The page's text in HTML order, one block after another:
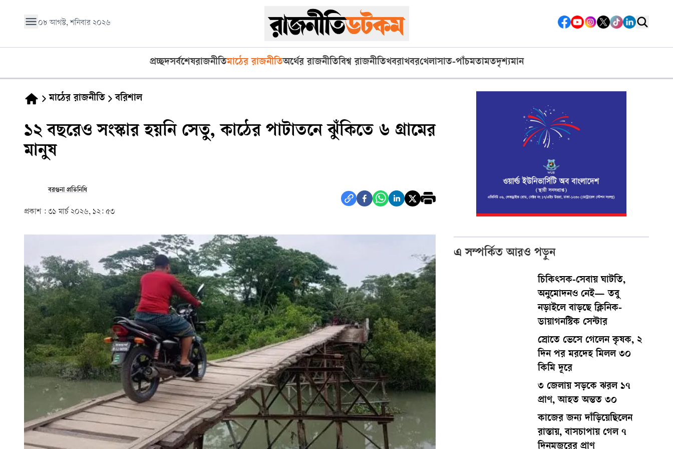
০৮ আগস্ট, শনিবার ২০২৬
প্রচ্ছদসর্বশেষরাজনীতিমাঠের রাজনীতিঅর্থের রাজনীতিবিশ্ব রাজনীতিখবরাখবরখেলাসাত-পাঁচমতামতদৃশ্যমান
মাঠের রাজনীতি বরিশাল
১২ বছরেও সংস্কার হয়নি সেতু, কাঠের পাটাতনে ঝুঁকিতে ৬ গ্রামের
মানুষ
বরগুনা প্রতিনিধি
প্রকাশ : ৩১ মার্চ ২০২৬, ১২: ৫৩
এ সম্পর্কিত আরও পড়ুন
চিকিৎসক-সেবায় ঘাটতি,
অনুমোদনও নেই— তবু
নড়াইলে বাড়ছে ক্লিনিক-
ডায়াগনস্টিক সেন্টার
স্রোতে ভেসে গেলেন কৃষক, ২
দিন পর মরদেহ মিলল ৩০
কিমি দূরে
৩ জেলায় সড়কে ঝরল ১৭
প্রাণ, আহত অন্তত ৩০
কাজের জন্য দাঁড়িয়েছিলেন
রাস্তায়, বাসচাপায় গেল ৭